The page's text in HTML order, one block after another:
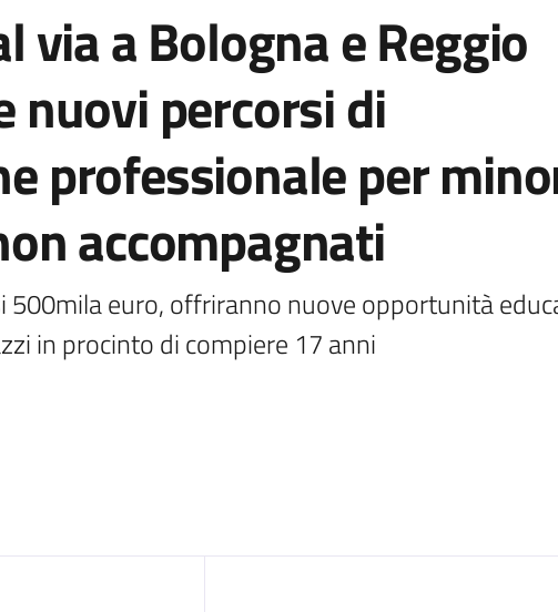
via a Bologna e Reggio
nuovi percorsi di
professionale per
accompagnati
500mila euro, offriranno nuove opportunità
in procinto di compiere 17 anni